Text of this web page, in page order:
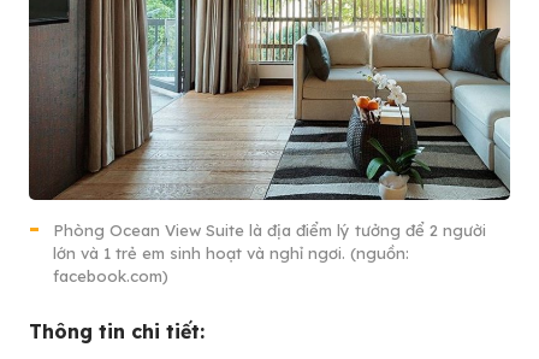
Phòng Ocean View Suite là địa điểm lý tưởng để 2 người
lớn và 1 trẻ em sinh hoạt và nghỉ ngơi. (nguồn:
facebook.com)
Thông tin chi tiết: